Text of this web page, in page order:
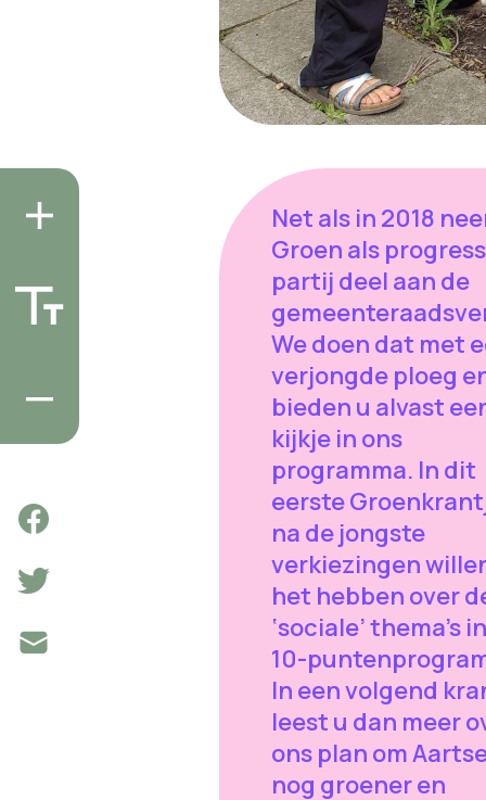
Net als in 2018
Groen als
partij deel aan de
We doen dat met
verjongde ploeg
bieden u alvast
kijkje in ons
programma. In dit
eerste
na de jongste
verkiezingen
het hebben over
‘sociale’ thema’s
10-
In een volgend
leest u dan meer
ons plan om
nog groener en